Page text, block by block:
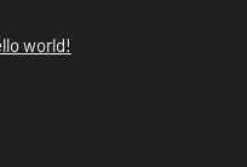
world!